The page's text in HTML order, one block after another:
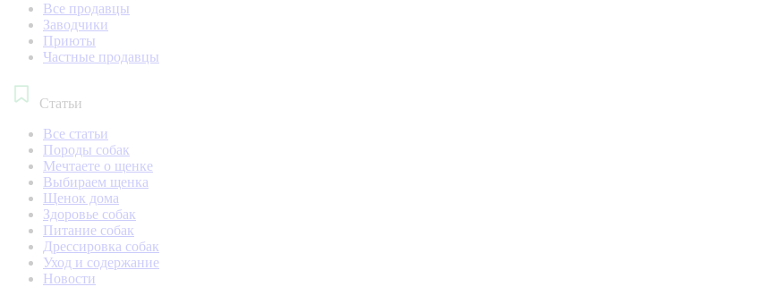
Все продавцы
Заводчики
Приюты
Частные продавцы
Статьи
Все статьи
Породы собак
Мечтаете о щенке
Выбираем щенка
Щенок дома
Здоровье собак
Питание собак
Дрессировка собак
Уход и содержание
Новости